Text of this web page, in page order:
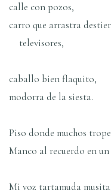
calle con pozos,
carro que arrastra
televisores,
caballo bien flaquito,
modorra de la siesta.
Piso donde muchos
Manco al recuerdo en
Mi voz tartamuda